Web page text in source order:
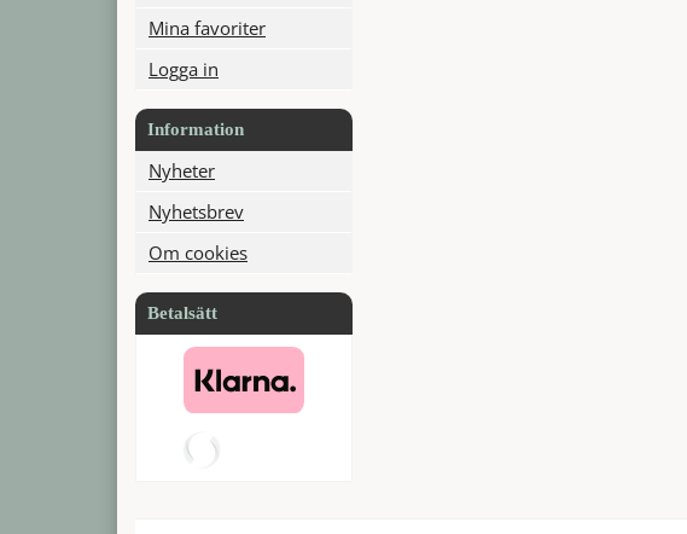
Mina favoriter
Logga in
Information
Nyheter
Nyhetsbrev
Om cookies
Betalsätt